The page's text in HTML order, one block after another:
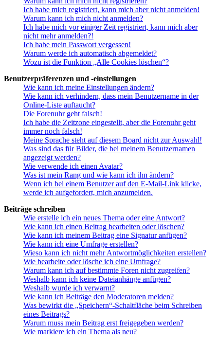
Ich habe mich registriert, kann mich aber nicht anmelden!
Warum kann ich mich nicht anmelden?
Ich habe mich vor einiger Zeit registriert, kann mich aber
nicht mehr anmelden?!
Ich habe mein Passwort vergessen!
Warum werde ich automatisch abgemeldet?
Wozu ist die Funktion „Alle Cookies löschen“?
Benutzerpräferenzen und -einstellungen
Wie kann ich meine Einstellungen ändern?
Wie kann ich verhindern, dass mein Benutzername in der
Online-Liste auftaucht?
Die Forenuhr geht falsch!
Ich habe die Zeitzone eingestellt, aber die Forenuhr geht
immer noch falsch!
Meine Sprache steht auf diesem Board nicht zur Auswahl!
Was sind das für Bilder, die bei meinem Benutzernamen
angezeigt werden?
Wie verwende ich einen Avatar?
Was ist mein Rang und wie kann ich ihn ändern?
Wenn ich bei einem Benutzer auf den E-Mail-Link klicke,
werde ich aufgefordert, mich anzumelden.
Beiträge schreiben
Wie erstelle ich ein neues Thema oder eine Antwort?
Wie kann ich einen Beitrag bearbeiten oder löschen?
Wie kann ich meinem Beitrag eine Signatur anfügen?
Wie kann ich eine Umfrage erstellen?
Wieso kann ich nicht mehr Antwortmöglichkeiten erstellen?
Wie bearbeite oder lösche ich eine Umfrage?
Warum kann ich auf bestimmte Foren nicht zugreifen?
Weshalb kann ich keine Dateianhänge anfügen?
Weshalb wurde ich verwarnt?
Wie kann ich Beiträge den Moderatoren melden?
Was bewirkt die „Speichern“-Schaltfläche beim Schreiben
eines Beitrags?
Warum muss mein Beitrag erst freigegeben werden?
Wie markiere ich ein Thema als neu?